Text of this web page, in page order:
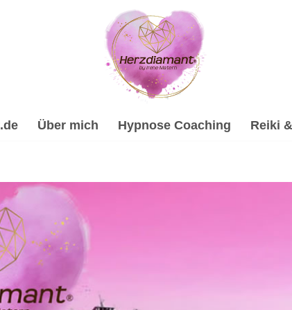
Über mich Hypnose Coaching Reiki
Reiki & Energiearbeit, Spirituelle
Energiearbeit, ☑️ Spirituelle Trauerverarbeitung &
Dein Online Hypnose-Coach & psychologische